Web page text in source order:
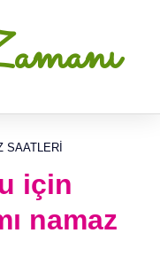
SAATLERI
için
namaz